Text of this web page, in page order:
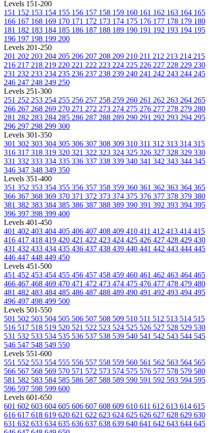
Levels 151-200
151 152 153 154 155 156 157 158 159 160 161 162 163 164 165
166 167 168 169 170 171 172 173 174 175 176 177 178 179 180
181 182 183 184 185 186 187 188 189 190 191 192 193 194 195
196 197 198 199 200
Levels 201-250
201 202 203 204 205 206 207 208 209 210 211 212 213 214 215
216 217 218 219 220 221 222 223 224 225 226 227 228 229 230
231 232 233 234 235 236 237 238 239 240 241 242 243 244 245
246 247 248 249 250
Levels 251-300
251 252 253 254 255 256 257 258 259 260 261 262 263 264 265
266 267 268 269 270 271 272 273 274 275 276 277 278 279 280
281 282 283 284 285 286 287 288 289 290 291 292 293 294 295
296 297 298 299 300
Levels 301-350
301 302 303 304 305 306 307 308 309 310 311 312 313 314 315
316 317 318 319 320 321 322 323 324 325 326 327 328 329 330
331 332 333 334 335 336 337 338 339 340 341 342 343 344 345
346 347 348 349 350
Levels 351-400
351 352 353 354 355 356 357 358 359 360 361 362 363 364 365
366 367 368 369 370 371 372 373 374 375 376 377 378 379 380
381 382 383 384 385 386 387 388 389 390 391 392 393 394 395
396 397 398 399 400
Levels 401-450
401 402 403 404 405 406 407 408 409 410 411 412 413 414 415
416 417 418 419 420 421 422 423 424 425 426 427 428 429 430
431 432 433 434 435 436 437 438 439 440 441 442 443 444 445
446 447 448 449 450
Levels 451-500
451 452 453 454 455 456 457 458 459 460 461 462 463 464 465
466 467 468 469 470 471 472 473 474 475 476 477 478 479 480
481 482 483 484 485 486 487 488 489 490 491 492 493 494 495
496 497 498 499 500
Levels 501-550
501 502 503 504 505 506 507 508 509 510 511 512 513 514 515
516 517 518 519 520 521 522 523 524 525 526 527 528 529 530
531 532 533 534 535 536 537 538 539 540 541 542 543 544 545
546 547 548 549 550
Levels 551-600
551 552 553 554 555 556 557 558 559 560 561 562 563 564 565
566 567 568 569 570 571 572 573 574 575 576 577 578 579 580
581 582 583 584 585 586 587 588 589 590 591 592 593 594 595
596 597 598 599 600
Levels 601-650
601 602 603 604 605 606 607 608 609 610 611 612 613 614 615
616 617 618 619 620 621 622 623 624 625 626 627 628 629 630
631 632 633 634 635 636 637 638 639 640 641 642 643 644 645